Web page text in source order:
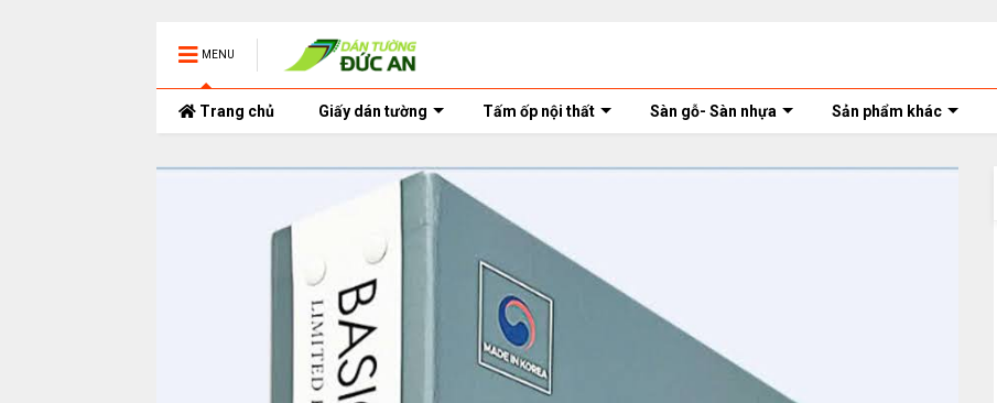
MENU
Trang chủ Giấy dán tường Tấm ốp nội thất Sàn gỗ- Sàn nhựa Sản phẩm khác